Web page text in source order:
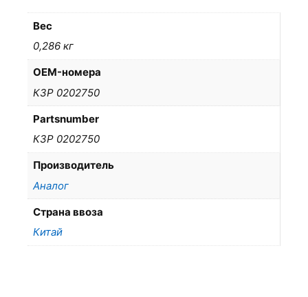
Вес
0,286 кг
OEM-номера
КЗР 0202750
Partsnumber
КЗР 0202750
Производитель
Аналог
Страна ввоза
Китай